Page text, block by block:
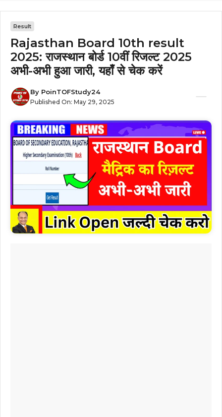
Result
Rajasthan Board 10th result
2025: राजस्थान बोर्ड 10वीं रिजल्ट 2025
अभी-अभी हुआ जारी, यहाँ से चेक करें
By PoinTOFStudy24
Published On: May 29, 2025